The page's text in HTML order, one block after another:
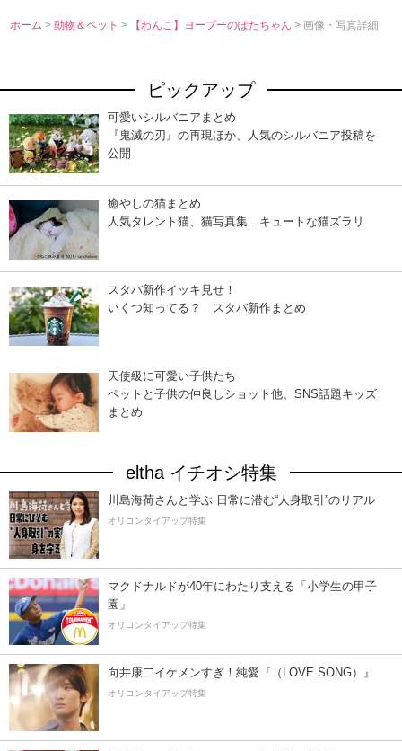
ホーム >動物＆ペット> 【わんこ】ヨープーのぽたちゃん> 画像・写真詳細
ピックアップ
可愛いシルバニアまとめ
『鬼滅の刃』の再現ほか、人気のシルバニア投稿を
公開
癒やしの猫まとめ
人気タレント猫、猫写真集…キュートな猫ズラリ
スタバ新作イッキ見せ！
いくつ知ってる？ スタバ新作まとめ
天使級に可愛い子供たち
ペットと子供の仲良しショット他、SNS話題キッズ
まとめ
eltha イチオシ特集
川島海荷さんと学ぶ 日常に潜む“人身取引”のリアル
オリコンタイアップ特集
マクドナルドが40年にわたり支える「小学生の甲子
園」
オリコンタイアップ特集
向井康二イケメンすぎ！純愛『（LOVE SONG）』
オリコンタイアップ特集